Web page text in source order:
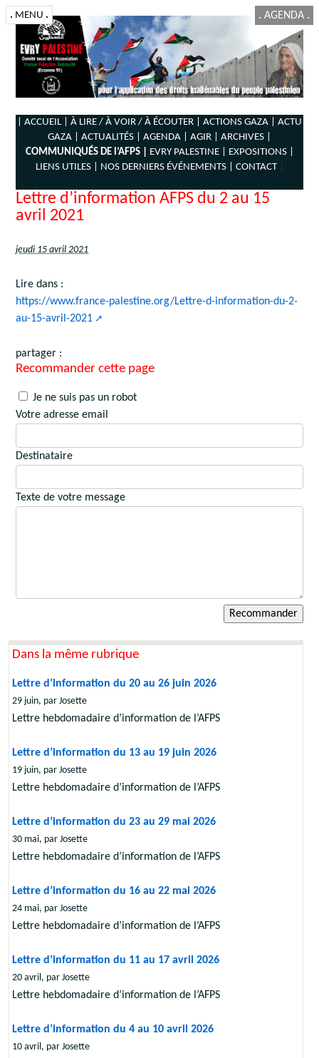
. MENU . . AGENDA .
| ACCUEIL | À LIRE / À VOIR / À ÉCOUTER | ACTIONS GAZA |
ACTU
GAZA |
ACTUALITÉS | AGENDA | AGIR |
ARCHIVES |
COMMUNIQUÉS DE l’AFPS |
EVRY PALESTINE |
EXPOSITIONS |
LIENS UTILES |
NOS DERNIERS ÉVÉNEMENTS | CONTACT|
Lettre d’information AFPS du 2 au 15
avril 2021
jeudi 15 avril 2021
Lire dans :
https://www.france-palestine.org/Lettre-d-information-du-2-
au-15-avril-2021
partager :
Recommander cette page
Je ne suis pas un robot
Votre adresse email
Destinataire
Texte de votre message
Dans la même rubrique
Lettre d’information du 20 au 26 juin 2026
29 juin, par Josette
Lettre hebdomadaire d’information de l’AFPS
Lettre d’information du 13 au 19 juin 2026
19 juin, par Josette
Lettre hebdomadaire d’information de l’AFPS
Lettre d’information du 23 au 29 mai 2026
30 mai, par Josette
Lettre hebdomadaire d’information de l’AFPS
Lettre d’information du 16 au 22 mai 2026
24 mai, par Josette
Lettre hebdomadaire d’information de l’AFPS
Lettre d’information du 11 au 17 avril 2026
20 avril, par Josette
Lettre hebdomadaire d’information de l’AFPS
Lettre d’information du 4 au 10 avril 2026
10 avril, par Josette